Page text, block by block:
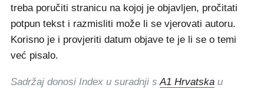
treba poručiti stranicu na kojoj je objavljen, pročitati
potpun tekst i razmisliti može li se vjerovati autoru.
Korisno je i provjeriti datum objave te je li se o temi
već pisalo.
Sadržaj donosi Index u suradnji s A1 Hrvatska u